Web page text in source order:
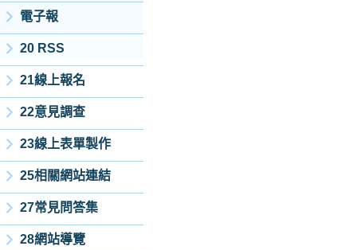
電子報
20 RSS
21線上報名
22意見調查
23線上表單製作
25相關網站連結
27常見問答集
28網站導覽